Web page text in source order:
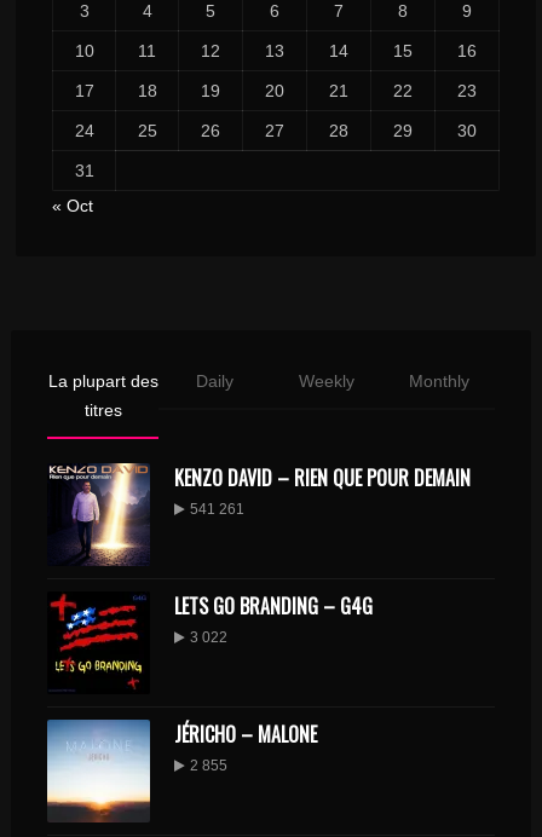
3 4 5 6 7 8 9
10 11 12 13 14 15 16
17 18 19 20 21 22 23
24 25 26 27 28 29 30
31
« Oct
La plupart des
titres
Daily Weekly Monthly
KENZO DAVID – RIEN QUE POUR DEMAIN
541 261
LETS GO BRANDING – G4G
3 022
JÉRICHO – MALONE
2 855